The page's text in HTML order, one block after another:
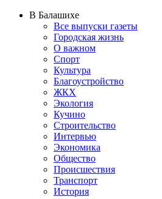
В Балашихе
Все выпуски газеты
Городская жизнь
О важном
Спорт
Культура
Благоустройство
ЖКХ
Экология
Кучино
Строительство
Интервью
Экономика
Общество
Происшествия
Транспорт
История